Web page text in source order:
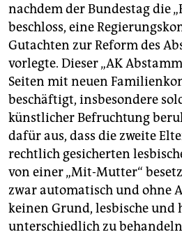
nachdem der Bundestag die
beschloss, eine
Gutachten zur Reform des
vorlegte. Dieser „AK
Seiten mit neuen
beschäftigt, insbesondere
künstlicher Befruchtung
dafür aus, dass die zweite
rechtlich gesicherten
von einer „Mit-Mutter“
zwar automatisch und ohne
keinen Grund, lesbische und
unterschiedlich zu